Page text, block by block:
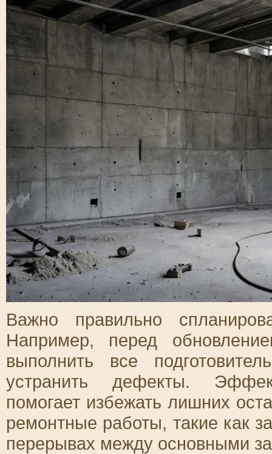
Важно правильно
Например, перед
выполнить все
устранить дефекты.
помогает избежать лишних
ремонтные работы, такие как
перерывах между основными